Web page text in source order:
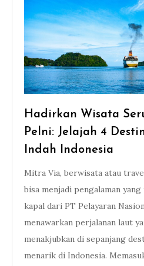
Hadirkan Wisata
Pelni: Jelajah 4
Indah Indonesia
Mitra Via, berwisata atau
bisa menjadi pengalaman
kapal dari PT Pelayaran
menawarkan perjalanan laut
menakjubkan di sepanjang
menarik di Indonesia.